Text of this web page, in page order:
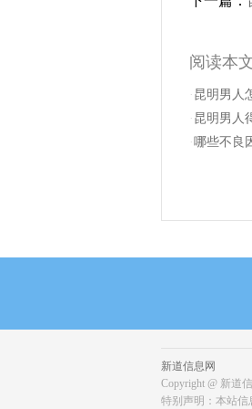
阅读本
· 昆明男人
· 昆明男人
·哪些不良
新道信息网
Copyright @ 新道
特别声明：本站信